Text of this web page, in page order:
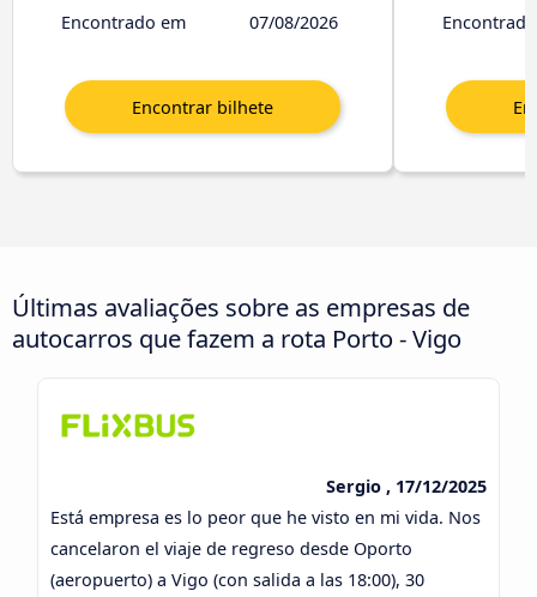
Encontrado em
07/08/2026
Últimas avaliações sobre as empresas de
autocarros que fazem a rota Porto - Vigo
Sergio , 17/12/2025
Está empresa es lo peor que he visto en mi vida. Nos
cancelaron el viaje de regreso desde Oporto
(aeropuerto) a Vigo (con salida a las 18:00), 30